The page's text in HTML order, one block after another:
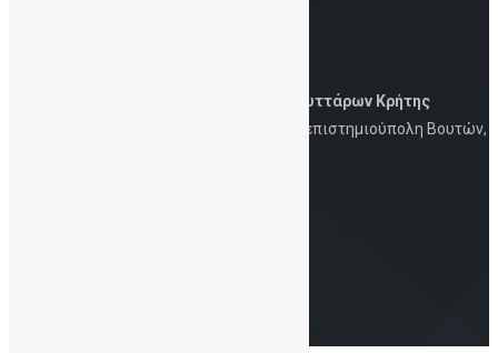
Δημόσια Τράπεζα Ομφαλικών Βλαστοκυττάρων Κρήτης
Iατρική Σχολή, Πανεπιστήμιο Κρήτης, Πανεπιστημιούπολη Βουτών,